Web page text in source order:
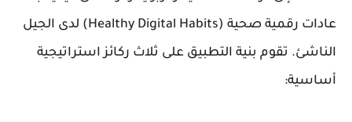
عادات رقمية صحية (Healthy Digital Habits) لدى الجيل
الناشئ. تقوم بنية التطبيق على ثلاث ركائز استراتيجية
أساسية: